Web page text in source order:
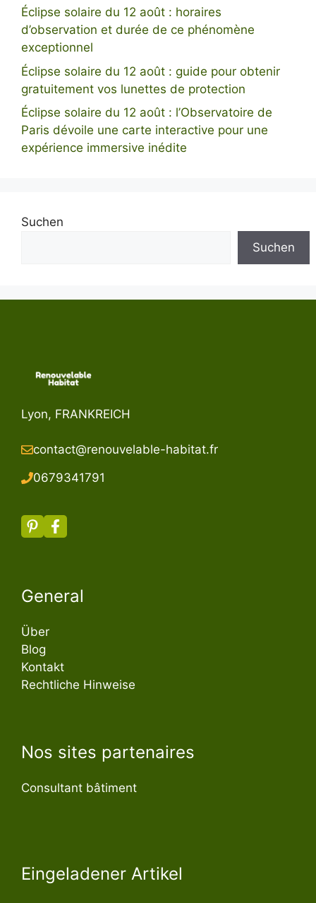
Éclipse solaire du 12 août : horaires
d’observation et durée de ce phénomène
exceptionnel
Éclipse solaire du 12 août : guide pour obtenir
gratuitement vos lunettes de protection
Éclipse solaire du 12 août : l’Observatoire de
Paris dévoile une carte interactive pour une
expérience immersive inédite
Suchen
Suchen
Lyon, FRANKREICH
contact@renouvelable-habitat.fr
0679341791
General
Über
Blog
Kontakt
Rechtliche Hinweise
Nos sites partenaires
Consultant bâtiment
Eingeladener Artikel